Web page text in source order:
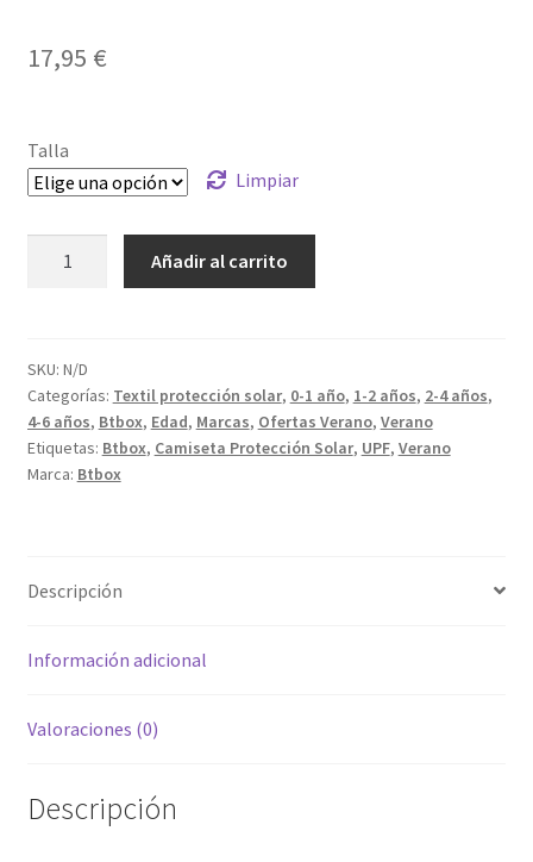
17,95 €
Talla
Limpiar
Solar
UPF
50+
Zoo
cantidad
Añadir al carrito
SKU: N/D
Categorías: Textil protección solar, 0-1 año, 1-2 años, 2-4 años,
4-6 años, Btbox, Edad, Marcas, Ofertas Verano, Verano
Etiquetas: Btbox, Camiseta Protección Solar, UPF, Verano
Marca: Btbox
Descripción
Información adicional
Valoraciones (0)
Descripción